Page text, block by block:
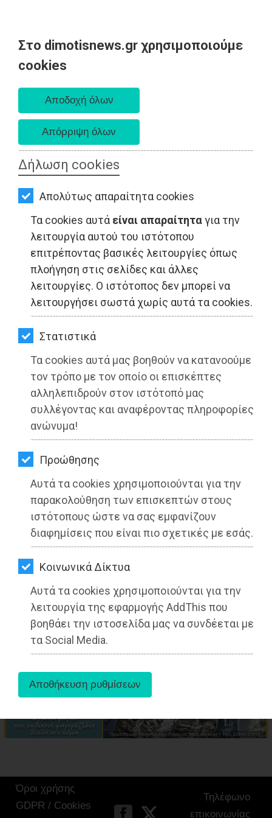
Στο dimotisnews.gr χρησιμοποιούμε
cookies
Δήλωση cookies
Απολύτως απαραίτητα cookies
Τα cookies αυτά είναι απαραίτηταγια την
λειτουργία αυτού του ιστότοπου
επιτρέποντας βασικές λειτουργίες όπως
πλοήγηση στις σελίδες και άλλες
λειτουργίες. Ο ιστότοπος δεν μπορεί να
λειτουργήσει σωστά χωρίς αυτά τα cookies.
Στατιστικά
Τα cookies αυτά μας βοηθούν να κατανοούμε
τον τρόπο με τον οποίο οι επισκέπτες
αλληλεπιδρούν στον ιστότοπό μας
συλλέγοντας και αναφέροντας πληροφορίες
ανώνυμα!
Προώθησης
Αυτά τα cookies χρησιμοποιούνται για την
παρακολούθηση των επισκεπτών στους
ιστότοπους ώστε να σας εμφανίζουν
διαφημίσεις που είναι πιο σχετικές με εσάς.
Kοινωνικά Δίκτυα
Αυτά τα cookies χρησιμοποιούνται για την
λειτουργία της εφαρμογής AddThis που
βοηθάει την ιστοσελίδα μας να συνδέεται με
τα Social Media.
AΡΧΙΚΗ
ΕΙΔΗΣΕΙΣ
ΠΟΛΙΤΙΚΗ
ΤΟΠΙΚΗ
ΑΥΤΟΔΙΟΙΚΗΣΗ
ΟΙΚΟΝΟΜΙΑ
ΑΘΛΗΤΙΣΜΟΣ
ΠΟΛΙΤΙΣΜΟΣ
ΣΠΙΤΙ-
ΚΗΠΟΣ
ΥΓΕΙΑ
LIFESTYLE
ΤΑΞΙΔΙΑ
ΕΞΟΔΟΣ
ΠΕΡΙΒΑΛΛΟΝ
ΚΑΤΟΙΚΙΔΙΟ
ΑΓΓΕΛΙΕΣ
ΕΦΗΜΕΡΙΔΕΣ
OΔΗΓΟΣ
ΑΓΟΡΑΣ
ΨΙΘΥΡΟΙ
ΑΠΟΣΤΟΛΗ
ΑΡΘΡΩΝ
ΤΟΠΙΚΗ ΑΥΤΟΔΙΟΙΚΗΣΗ - Παιανία
Τους αριστούχους μαθητές βράβευσε
ο Δήμος Παιανίας
Διαβάστηκε 4658 φορές
27-05-2025
Από τo Dimotisnews
aboutus
Παιανία,ΤΟΠΙΚΗ ΑΥΤΟΔΙΟΙΚΗΣΗ
Όροι χρήσης
GDPR / Cookies
Τηλέφωνο
επικοινωνίας